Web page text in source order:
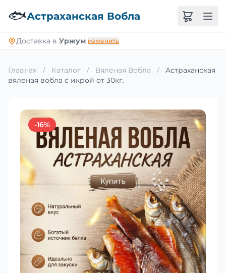
🐟Астраханская Вобла
Доставка в Уржум изменить
Главная / Каталог / Вяленая Вобла /
Астраханская
вяленая вобла с икрой от 30кг.
-16%